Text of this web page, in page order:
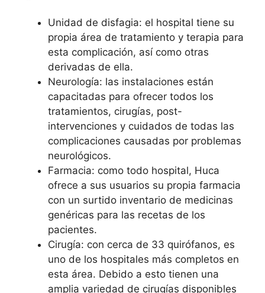
Unidad de disfagia: el hospital tiene su
propia área de tratamiento y terapia para
esta complicación, así como otras
derivadas de ella.
Neurología: las instalaciones están
capacitadas para ofrecer todos los
tratamientos, cirugías, post-
intervenciones y cuidados de todas las
complicaciones causadas por problemas
neurológicos.
Farmacia: como todo hospital, Huca
ofrece a sus usuarios su propia farmacia
con un surtido inventario de medicinas
genéricas para las recetas de los
pacientes.
Cirugía: con cerca de 33 quirófanos, es
uno de los hospitales más completos en
esta área. Debido a esto tienen una
amplia variedad de cirugías disponibles